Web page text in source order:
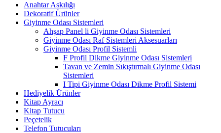
Anahtar Askılığı
Dekoratif Ürünler
Giyinme Odası Sistemleri
Ahşap Panel li Giyinme Odası Sistemleri
Giyinme Odası Raf Sistemleri Aksesuarları
Giyinme Odası Profil Sistemli
F Profil Dikme Giyinme Odası Sistemleri
Tavan ve Zemin Sıkıştırmalı Giyinme Odası
Sistemleri
I Tipi Giyinme Odası Dikme Profil Sistemi
Hediyelik Ürünler
Kitap Ayracı
Kitap Tutucu
Peçetelik
Telefon Tutucuları